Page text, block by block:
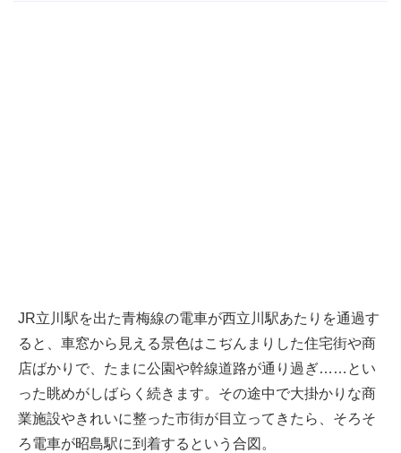
JR立川駅を出た青梅線の電車が西立川駅あたりを通過す
ると、車窓から見える景色はこぢんまりした住宅街や商
店ばかりで、たまに公園や幹線道路が通り過ぎ……とい
った眺めがしばらく続きます。その途中で大掛かりな商
業施設やきれいに整った市街が目立ってきたら、そろそ
ろ電車が昭島駅に到着するという合図。